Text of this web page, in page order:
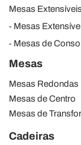
Mesas
Mesas
Mesas de
Mesas
Mesas Redondas
Mesas de Centro
Mesas de
Cadeiras